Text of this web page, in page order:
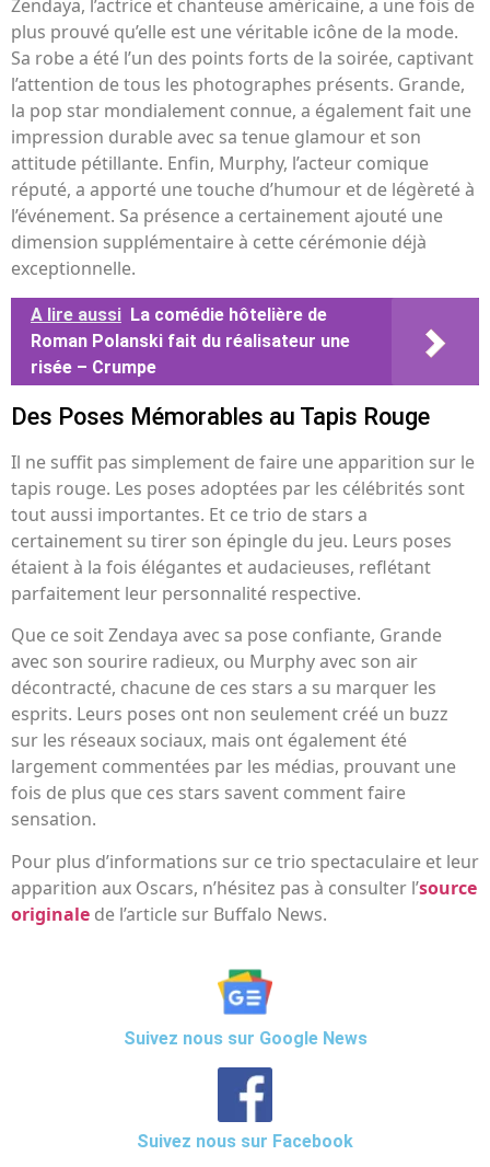
Zendaya, l’actrice et chanteuse américaine, a une fois de
plus prouvé qu’elle est une véritable icône de la mode.
Sa robe a été l’un des points forts de la soirée, captivant
l’attention de tous les photographes présents. Grande,
la pop star mondialement connue, a également fait une
impression durable avec sa tenue glamour et son
attitude pétillante. Enfin, Murphy, l’acteur comique
réputé, a apporté une touche d’humour et de légèreté à
l’événement. Sa présence a certainement ajouté une
dimension supplémentaire à cette cérémonie déjà
exceptionnelle.
A lire aussi La comédie hôtelière de
Roman Polanski fait du réalisateur une
risée – Crumpe
Des Poses Mémorables au Tapis Rouge
Il ne suffit pas simplement de faire une apparition sur le
tapis rouge. Les poses adoptées par les célébrités sont
tout aussi importantes. Et ce trio de stars a
certainement su tirer son épingle du jeu. Leurs poses
étaient à la fois élégantes et audacieuses, reflétant
parfaitement leur personnalité respective.
Que ce soit Zendaya avec sa pose confiante, Grande
avec son sourire radieux, ou Murphy avec son air
décontracté, chacune de ces stars a su marquer les
esprits. Leurs poses ont non seulement créé un buzz
sur les réseaux sociaux, mais ont également été
largement commentées par les médias, prouvant une
fois de plus que ces stars savent comment faire
sensation.
Pour plus d’informations sur ce trio spectaculaire et leur
apparition aux Oscars, n’hésitez pas à consulter l’source
originale de l’article sur Buffalo News.
Suivez nous sur Google News
Suivez nous sur Facebook